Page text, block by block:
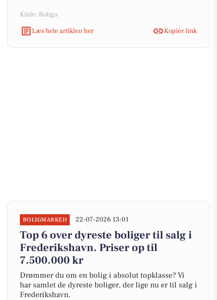
Kilde: Boliga
Læs hele artiklen her
Kopiér link
BOLIGMARKED 22-07-2026 13:01
Top 6 over dyreste boliger til salg i
Frederikshavn. Priser op til
7.500.000 kr
Drømmer du om en bolig i absolut topklasse? Vi
har samlet de dyreste boliger, der lige nu er til salg i
Frederikshavn.